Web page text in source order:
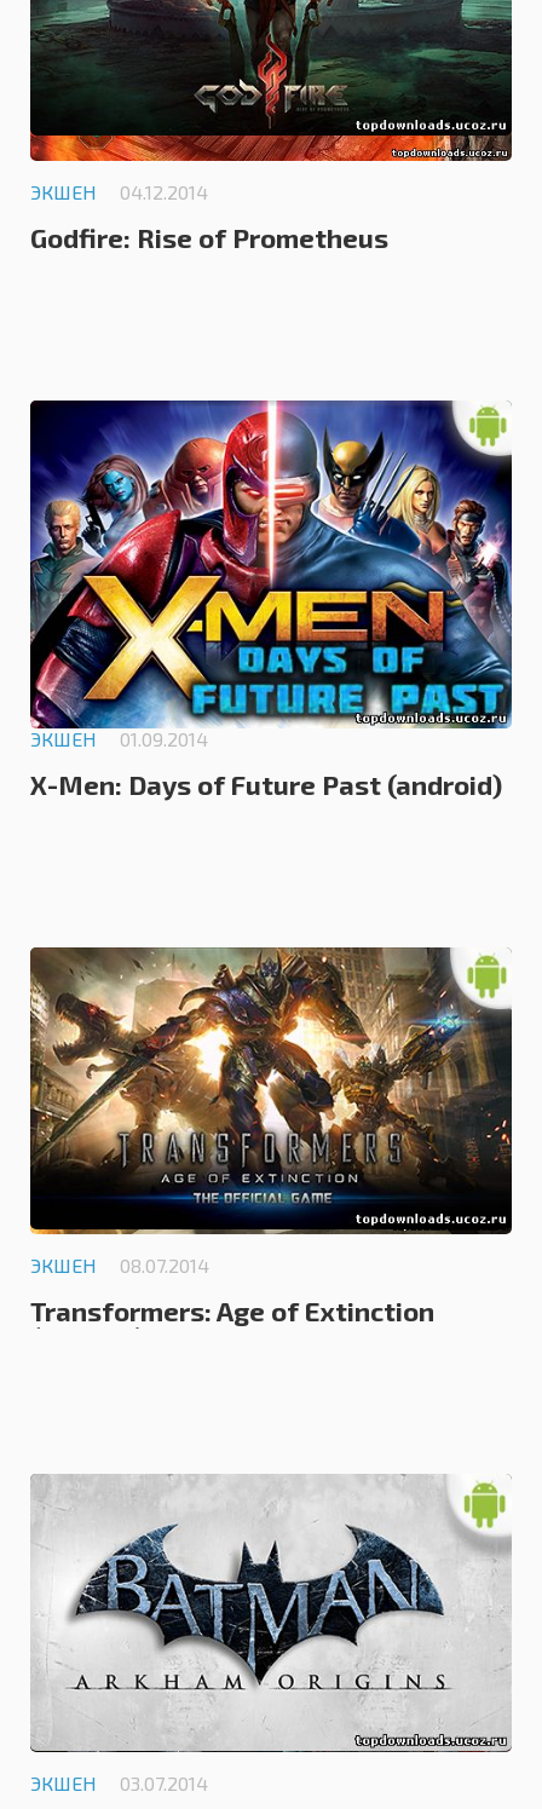
ЭКШЕН 04.12.2014
Godfire: Rise of Prometheus
0.0
ЭКШЕН 01.09.2014
X-Men: Days of Future Past (android)
5.0
ЭКШЕН 08.07.2014
Transformers: Age of Extinction
(android)
0.0
ЭКШЕН 03.07.2014